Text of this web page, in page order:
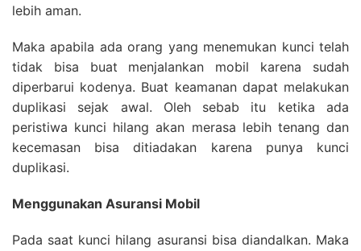
lebih aman.
Maka apabila ada orang yang menemukan kunci telah
tidak bisa buat menjalankan mobil karena sudah
diperbarui kodenya. Buat keamanan dapat melakukan
duplikasi sejak awal. Oleh sebab itu ketika ada
peristiwa kunci hilang akan merasa lebih tenang dan
kecemasan bisa ditiadakan karena punya kunci
duplikasi.
Menggunakan Asuransi Mobil
Pada saat kunci hilang asuransi bisa diandalkan. Maka